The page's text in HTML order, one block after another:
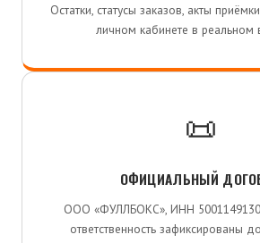
Остатки, статусы заказов, акты
личном кабинете в реальном
📜
ОФИЦИАЛЬНЫЙ
ООО «ФУЛЛБОКС», ИНН
ответственность зафиксированы